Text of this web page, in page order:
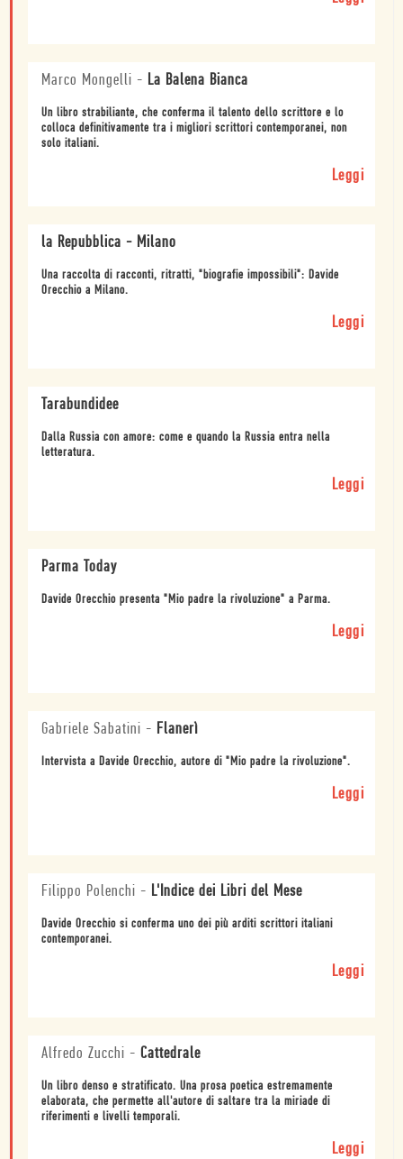
Marco Mongelli - La Balena Bianca
Un libro strabiliante, che conferma il talento dello scrittore e lo
colloca definitivamente tra i migliori scrittori contemporanei, non
solo italiani.
Leggi
la Repubblica - Milano
Una raccolta di racconti, ritratti, "biografie impossibili": Davide
Orecchio a Milano.
Leggi
Tarabundidee
Dalla Russia con amore: come e quando la Russia entra nella
letteratura.
Leggi
Parma Today
Davide Orecchio presenta "Mio padre la rivoluzione" a Parma.
Leggi
Gabriele Sabatini - Flanerì
Intervista a Davide Orecchio, autore di "Mio padre la rivoluzione".
Leggi
Filippo Polenchi - L'Indice dei Libri del Mese
Davide Orecchio si conferma uno dei più arditi scrittori italiani
contemporanei.
Leggi
Alfredo Zucchi - Cattedrale
Un libro denso e stratificato. Una prosa poetica estremamente
elaborata, che permette all'autore di saltare tra la miriade di
riferimenti e livelli temporali.
Leggi